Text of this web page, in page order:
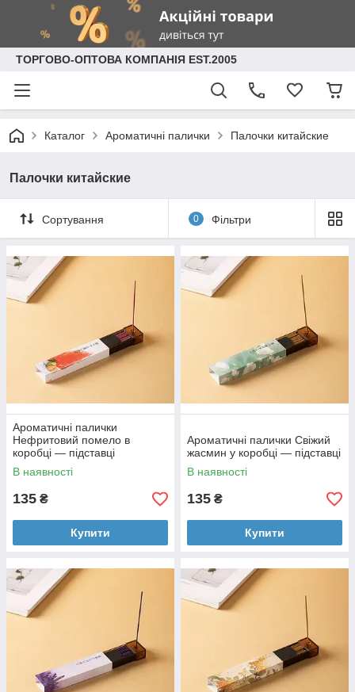
ТОРГОВО-ОПТОВА КОМПАНІЯ EST.2005
Каталог Ароматичні палички Палочки китайские
Палочки китайские
Сортування 0 Фільтри
Ароматичні палички
Нефритовий помело в
коробці — підставці
В наявності
135 ₴
Купити
Ароматичні палички Свіжий
жасмин у коробці — підставці
В наявності
135 ₴
Купити